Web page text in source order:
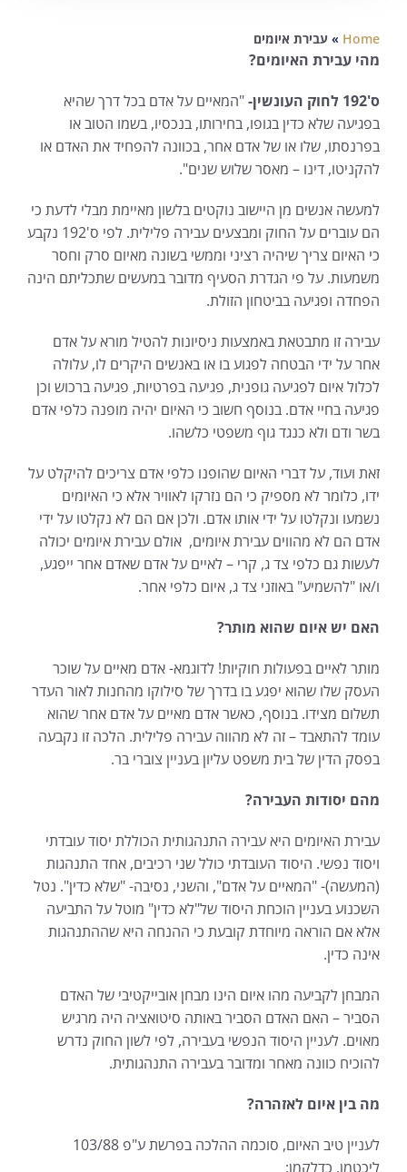
Home
» עבירת איומים
מהי עבירת האיומים?
ס'192 לחוק העונשין-
"המאיים על אדם בכל דרך שהיא
בפגיעה שלא כדין בגופו, בחירותו, בנכסיו, בשמו הטוב או
בפרנסתו, שלו או של אדם אחר, בכוונה להפחיד את האדם או
להקניטו, דינו – מאסר שלוש שנים".
למעשה אנשים מן היישוב נוקטים בלשון מאיימת מבלי לדעת כי
הם עוברים על החוק ומבצעים עבירה פלילית. לפי ס'192 נקבע
כי האיום צריך שיהיה רציני וממשי בשונה מאיום סרק וחסר
משמעות. על פי הגדרת הסעיף מדובר במעשים שתכליתם הינה
הפחדה ופגיעה בביטחון הזולת.
עבירה זו מתבטאת באמצעות ניסיונות להטיל מורא על אדם
אחר על ידי הבטחה לפגוע בו או באנשים היקרים לו, עלולה
לכלול איום לפגיעה גופנית, פגיעה בפרטיות, פגיעה ברכוש וכן
פגיעה בחיי אדם. בנוסף חשוב כי האיום יהיה מופנה כלפי אדם
בשר ודם ולא כנגד גוף משפטי כלשהו.
זאת ועוד, על דברי האיום שהופנו כלפי אדם צריכים להיקלט על
ידו, כלומר לא מספיק כי הם נזרקו לאוויר אלא כי האיומים
נשמעו ונקלטו על ידי אותו אדם. ולכן אם הם לא נקלטו על ידי
אדם הם לא מהווים עבירת איומים, אולם עבירת איומים יכולה
לעשות גם כלפי צד ג, קרי – לאיים על אדם שאדם אחר ייפגע,
ו/או "להשמיע" באוזני צד ג, איום כלפי אחר.
האם יש איום שהוא מותר?
מותר לאיים בפעולות חוקיות! לדוגמא- אדם מאיים על שוכר
העסק שלו שהוא יפגע בו בדרך של סילוקו מהחנות לאור העדר
תשלום מצידו. בנוסף, כאשר אדם מאיים על אדם אחר שהוא
עומד להתאבד – זה לא מהווה עבירה פלילית. הלכה זו נקבעה
בפסק הדין של בית משפט עליון בעניין צוברי בר.
מהם יסודות העבירה?
עבירת האיומים היא עבירה התנהגותית הכוללת יסוד עובדתי
ויסוד נפשי. היסוד העובדתי כולל שני רכיבים, אחד התנהגות
(המעשה)- "המאיים על אדם", והשני, נסיבה- "שלא כדין". נטל
השכנוע בעניין הוכחת היסוד של"לא כדין" מוטל על התביעה
אלא אם הוראה מיוחדת קובעת כי ההנחה היא שההתנהגות
אינה כדין.
המבחן לקביעה מהו איום הינו מבחן אובייקטיבי של האדם
הסביר – האם האדם הסביר באותה סיטואציה היה מרגיש
מאוים. לעניין היסוד הנפשי בעבירה, לפי לשון החוק נדרש
להוכיח כוונה מאחר ומדובר בעבירה התנהגותית.
מה בין איום לאזהרה?
לעניין טיב האיום, סוכמה ההלכה בפרשת ע"פ 103/88
ליכטמן, כדלקמן: